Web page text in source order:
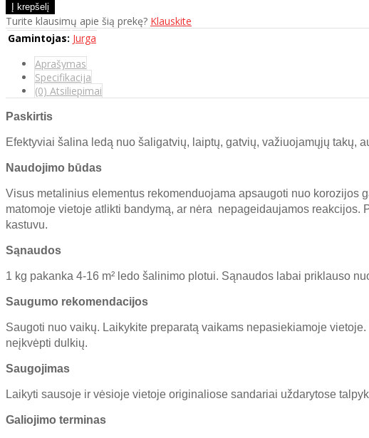
Turite klausimų apie šią prekę? Klauskite
Gamintojas: Jurga
Aprašymas
Specifikacija
(0) Atsiliepimai
Paskirtis
Efektyviai šalina ledą nuo šaligatvių, laiptų, gatvių, važiuojamųjų takų,
Naudojimo būdas
Visus metalinius elementus rekomenduojama apsaugoti nuo korozijos
matomoje vietoje atlikti bandymą, ar nėra nepageidaujamos
kastuvu.
Sąnaudos
1 kg pakanka 4-16 m² ledo šalinimo plotui. Sąnaudos labai priklauso
Saugumo rekomendacijos
Saugoti nuo vaikų. Laikykite preparatą vaikams nepasiekiamoje
neįkvėpti dulkių.
Saugojimas
Laikyti sausoje ir vėsioje vietoje originaliose sandariai uždarytose
Galiojimo terminas